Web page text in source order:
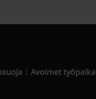
Avoimet